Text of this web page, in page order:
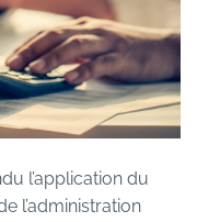
l’application du
l’administration